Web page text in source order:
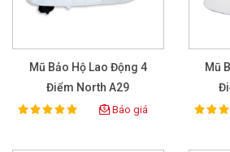
Mũ Bảo Hộ Lao Động 4
Điểm North A29
Rating:
100% Báo giá
Mũ
100%